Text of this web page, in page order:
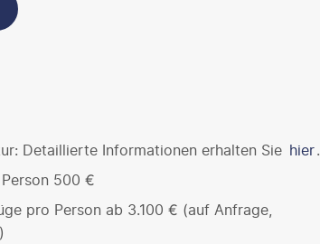
Detaillierte Informationen erhalten Sie hier .
500 €
pro Person ab 3.100 € (auf Anfrage,